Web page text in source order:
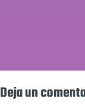
Deja un